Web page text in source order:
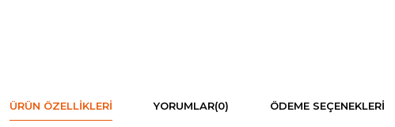
ÜRÜN ÖZELLIKLERI YORUMLAR(0) ÖDEME SEÇENEKLERI